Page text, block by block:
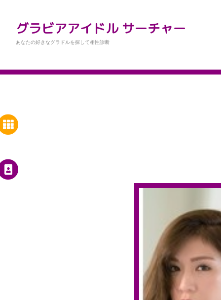
グラビアアイドル サーチャー
あなたの好きなグラドルを探して相性診断